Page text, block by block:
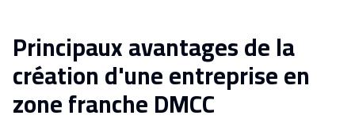
Principaux avantages de la
création d'une entreprise en
zone franche DMCC